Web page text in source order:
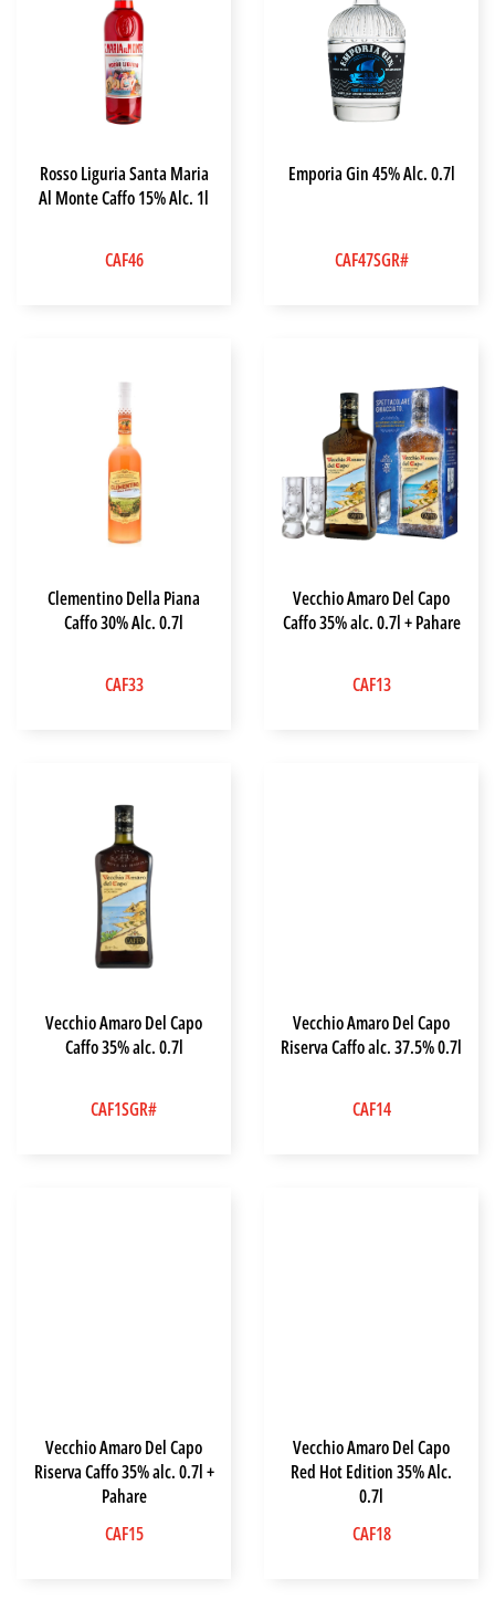
Rosso Liguria Santa Maria
Al Monte Caffo 15% Alc. 1l
CAF46
Emporia Gin 45% Alc. 0.7l
CAF47SGR#
Clementino Della Piana
Caffo 30% Alc. 0.7l
CAF33
Vecchio Amaro Del Capo
Caffo 35% alc. 0.7l + Pahare
CAF13
Vecchio Amaro Del Capo
Caffo 35% alc. 0.7l
CAF1SGR#
Vecchio Amaro Del Capo
Riserva Caffo alc. 37.5% 0.7l
CAF14
Vecchio Amaro Del Capo
Riserva Caffo 35% alc. 0.7l +
Pahare
CAF15
Vecchio Amaro Del Capo
Red Hot Edition 35% Alc.
0.7l
CAF18